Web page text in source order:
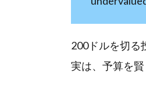
200ドルを切る
実は、予算を